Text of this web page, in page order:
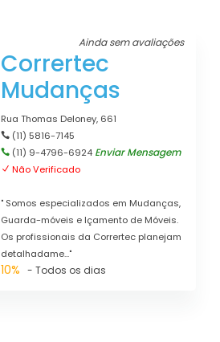
Ainda sem avaliações
Corrertec
Mudanças
Rua Thomas Deloney, 661
(11) 5816-7145
(11) 9-4796-6924 Enviar Mensagem
Não Verificado
" Somos especializados em Mudanças,
Guarda-móveis e Içamento de Móveis.
Os profissionais da Corrertec planejam
detalhadame..."
10% - Todos os dias